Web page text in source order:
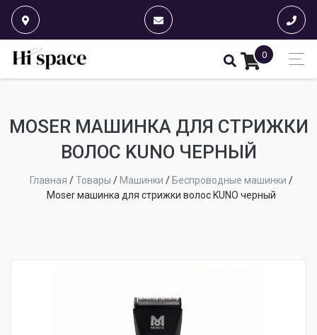
0
MOSER МАШИНКА ДЛЯ СТРИЖКИ
ВОЛОС KUNO ЧЕРНЫЙ
Главная /Товары / Машинки / Беспроводные машинки /
Moser машинка для стрижки волос KUNO черный